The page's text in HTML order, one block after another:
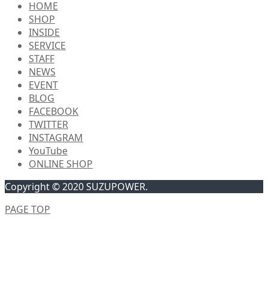
HOME
SHOP
INSIDE
SERVICE
STAFF
NEWS
EVENT
BLOG
FACEBOOK
TWITTER
INSTAGRAM
YouTube
ONLINE SHOP
Copyright © 2020 SUZUPOWER.
PAGE TOP